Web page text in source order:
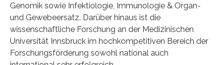
Genomik sowie Infektiologie, Immunologie & Organ-
und Gewebeersatz. Darüber hinaus ist die
wissenschaftliche Forschung an der Medizinischen
Universität Innsbruck im hochkompetitiven Bereich der
Forschungsförderung sowohl national auch